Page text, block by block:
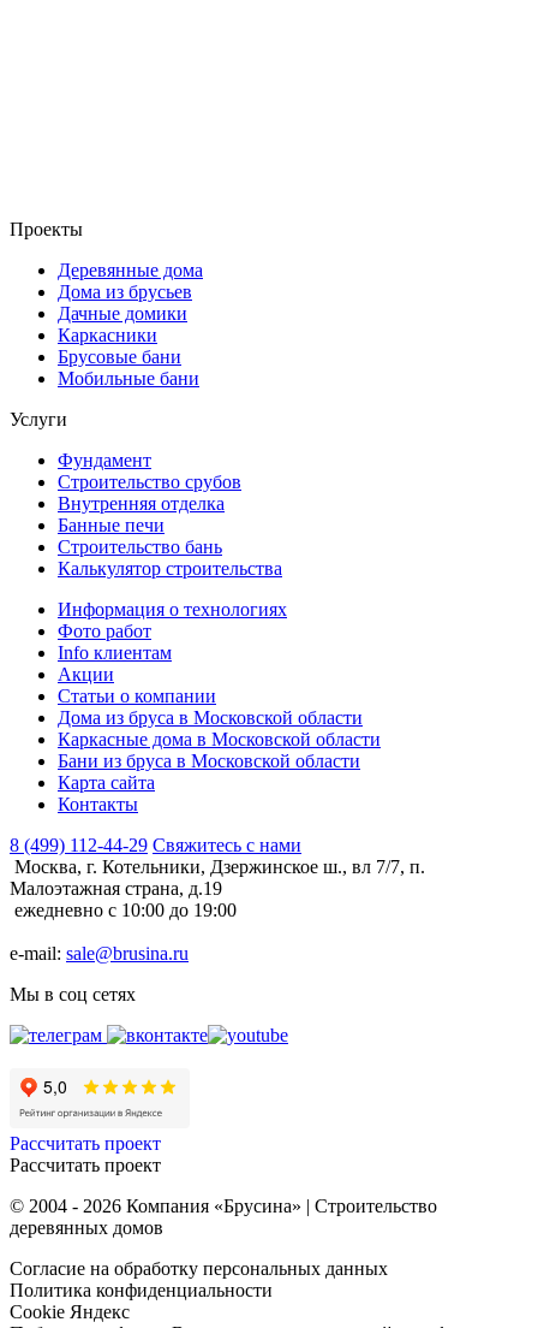
Проекты
Деревянные дома
Дома из брусьев
Дачные домики
Каркасники
Брусовые бани
Мобильные бани
Услуги
Фундамент
Строительство срубов
Внутренняя отделка
Банные печи
Строительство бань
Калькулятор строительства
Информация о технологиях
Фото работ
Info клиентам
Акции
Статьи о компании
Дома из бруса в Московской области
Каркасные дома в Московской области
Бани из бруса в Московской области
Карта сайта
Контакты
8 (499) 112-44-29 Свяжитесь с нами
Москва, г. Котельники, Дзержинское ш., вл 7/7, п.
Малоэтажная страна, д.19
ежедневно с 10:00 до 19:00
e-mail: sale@brusina.ru
Мы в соц сетях
Рассчитать проект
Рассчитать проект
© 2004 - 2026 Компания «Брусина» | Строительство
деревянных домов
Согласие на обработку персональных данных
Политика конфиденциальности
Cookie Яндекс